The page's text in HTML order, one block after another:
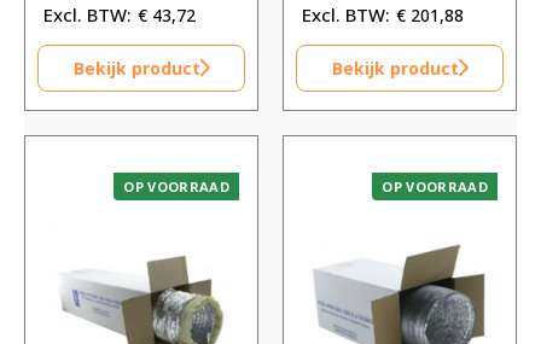
€ 43,72
Bekijk product
€ 201,88
Bekijk product
OP VOORRAAD OP VOORRAAD